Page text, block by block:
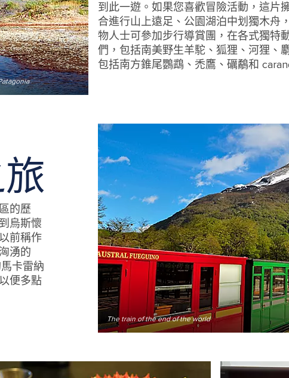
到此一遊。如果您喜歡冒險活動，這片
合進行山上遠足、公園湖泊中划獨木舟
物人士可參加步行導賞團，在各式獨特
們，包括南美野生羊駝、狐狸、河狸、
包括南方錐尾鸚鵡、禿鷹、礪鷸和
The train of the end of the world
的歷
烏斯懷
前稱作
湧的
卡雷納
便多點